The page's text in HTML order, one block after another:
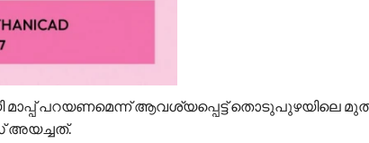
പറയണമെന്ന് ആവശ്യപ്പെട്ട് തൊടുപുഴയിലെ
അയച്ചത്.